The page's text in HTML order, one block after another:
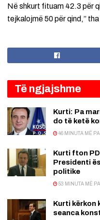
Në shkurt fituam 42.3 për
tejkalojmë 50 për qind,” tha
Të ngjajshme
Kurti: Pa
do të ketë
46 MINUTA MË
Kurti fton
Presidenti
politike
53 MINUTA MË
Kurti kërkon
seanca